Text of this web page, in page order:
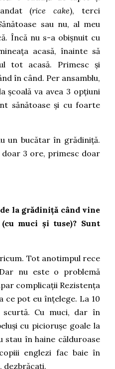
(rice cake), terci
sau nu, al meu
Încă nu s-a obișnuit cu
acasă, înainte să
tot acasă. Primesc și
în când. Per ansamblu,
școală va avea 3 opțiuni
sănătoase și cu foarte
un bucătar în grădiniță.
doar 3 ore, primesc doar
la grădiniță când vine
muci și tuse)? Sunt
Tot anotimpul rece
nu este o problemă
complicații Rezistența
ce pot eu înțelege. La 10
Cu muci, dar în
cu piciorușe goale la
stau în haine călduroase
englezi fac baie în
dezbrăcați.